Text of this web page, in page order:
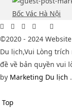
Bốc Vác Hà Nội
©2020 - 2024
Du lịch,Vui Lòng
đề về bản quyền vui
by Marketing Du lịch .
Top